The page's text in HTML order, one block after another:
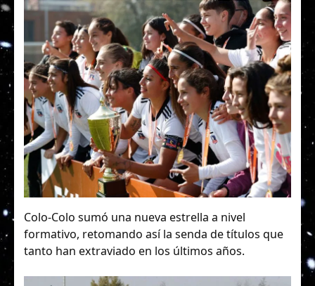
Colo-Colo sumó una nueva estrella a nivel
formativo, retomando así la senda de títulos que
tanto han extraviado en los últimos años.